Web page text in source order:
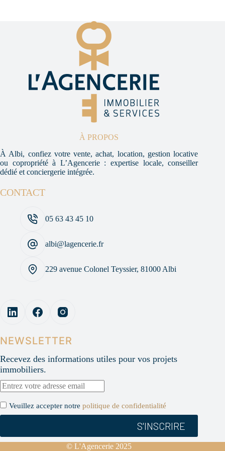
À PROPOS
À Albi, confiez votre vente, achat, location, gestion locative
ou copropriété à L’Agencerie : expertise locale, conseiller
dédié et conciergerie intégrée.
CONTACT
05 63 43 45 10
albi@lagencerie.fr
229 avenue Colonel Teyssier, 81000 Albi
NEWSLETTER
Recevez des informations utiles pour vos projets
immobiliers.
Veuillez accepter notre politique de confidentialité
© L'Agencerie 2025